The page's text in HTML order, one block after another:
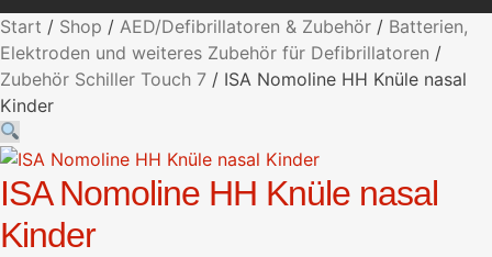
Start / Shop / AED/Defibrillatoren & Zubehör / Batterien,
Elektroden und weiteres Zubehör für Defibrillatoren /
Zubehör Schiller Touch 7 / ISA Nomoline HH Knüle nasal
Kinder
ISA Nomoline HH Knüle nasal
Kinder